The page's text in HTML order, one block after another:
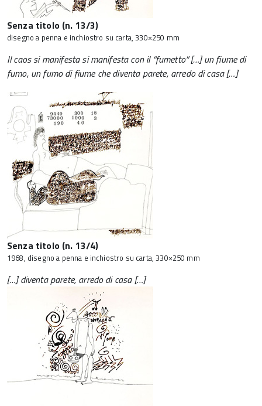
Senza titolo (n. 13/3)
disegno a penna e inchiostro su carta, 330×250 mm
Il caos si manifesta si manifesta con il “fumetto” […] un fiume di
fumo, un fumo di fiume che diventa parete, arredo di casa […]
Senza titolo (n. 13/4)
1968, disegno a penna e inchiostro su carta, 330×250 mm
[…] diventa parete, arredo di casa […]